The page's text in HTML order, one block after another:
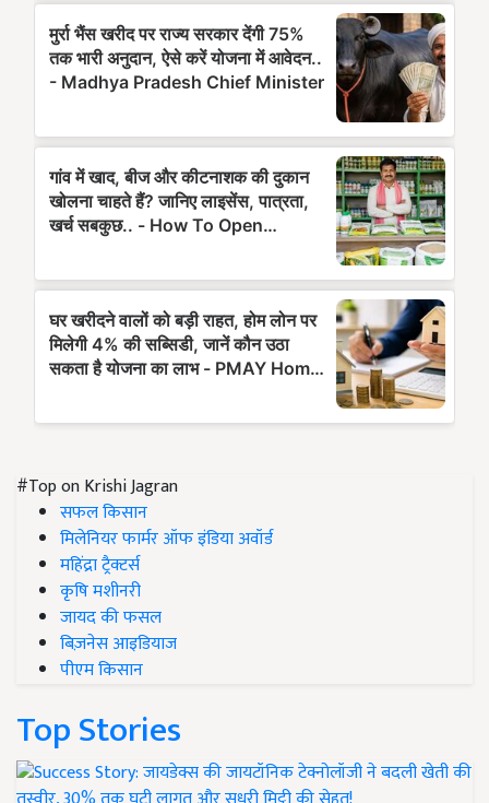
#Top on Krishi Jagran
सफल किसान
मिलेनियर फार्मर ऑफ इंडिया अवॉर्ड
महिंद्रा ट्रैक्टर्स
कृषि मशीनरी
जायद की फसल
बिज़नेस आइडियाज
पीएम किसान
Top Stories